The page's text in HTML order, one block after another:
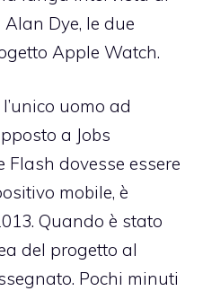
Dye, le due
Apple Watch.
uomo ad
a Jobs
Flash dovesse essere
mobile, è
Quando è stato
del progetto al
Pochi minuti